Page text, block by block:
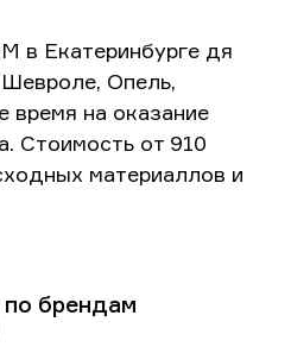
в Екатеринбурге дя
Опель,
время на оказание
Стоимость от 910
материаллов и
по брендам